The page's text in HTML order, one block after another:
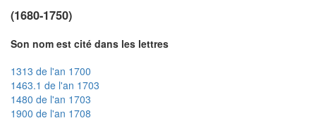
(1680-1750)
Son nom est cité dans les lettres
1313 de l'an 1700
1463.1 de l'an 1703
1480 de l'an 1703
1900 de l'an 1708